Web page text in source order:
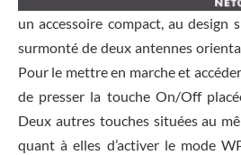
un accessoire compact, au design
surmonté de deux antennes
Pour le mettre en marche et
de presser la touche On/Off
Deux autres touches situées au
quant à elles d’activer le mode